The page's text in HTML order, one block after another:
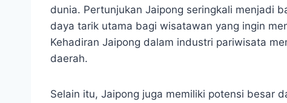
dunia. Pertunjukan Jaipong seringkali menjadi
daya tarik utama bagi wisatawan yang ingin
Kehadiran Jaipong dalam industri pariwisata
daerah.
Selain itu, Jaipong juga memiliki potensi besar